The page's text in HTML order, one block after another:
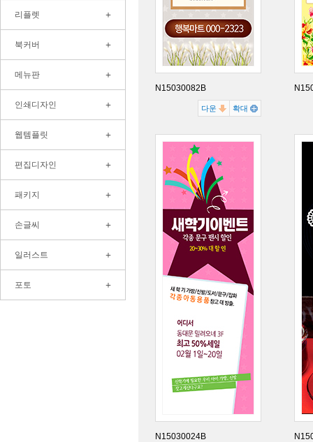
리플렛 +
북커버 +
메뉴판 +
인쇄디자인 +
웹템플릿 +
편집디자인 +
패키지 +
손글씨 +
일러스트 +
포토 +
N15030082B
다운 확대
N15030024B